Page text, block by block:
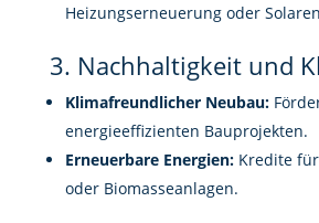
Heizungserneuerung oder
3. Nachhaltigkeit und
Klimafreundlicher Neubau:
energieeffizienten Bauprojekten.
Erneuerbare Energien:Kredite für
oder Biomasseanlagen.